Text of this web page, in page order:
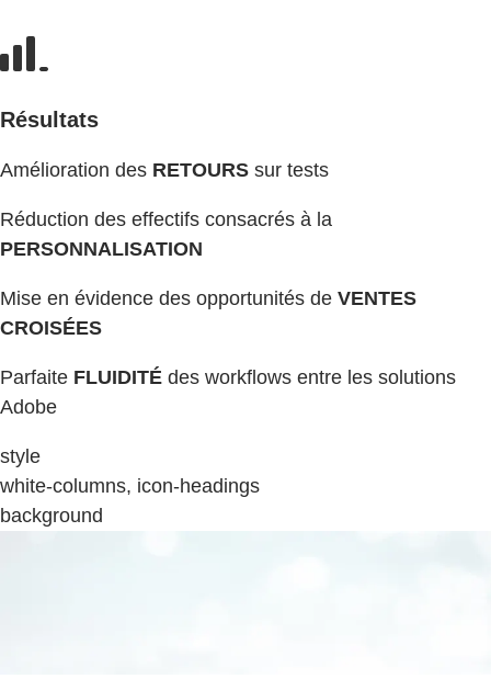
Résultats
Amélioration des RETOURS sur tests
Réduction des effectifs consacrés à la
PERSONNALISATION
Mise en évidence des opportunités de VENTES
CROISÉES
Parfaite FLUIDITÉ des workflows entre les solutions
Adobe
style
white-columns, icon-headings
background